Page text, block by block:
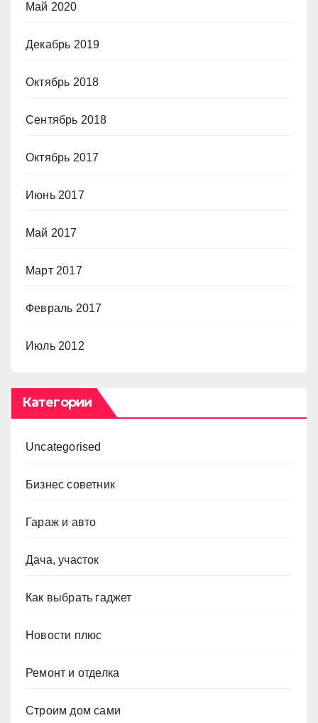
Май 2020
Декабрь 2019
Октябрь 2018
Сентябрь 2018
Октябрь 2017
Июнь 2017
Май 2017
Март 2017
Февраль 2017
Июль 2012
Категории
Uncategorised
Бизнес советник
Гараж и авто
Дача, участок
Как выбрать гаджет
Новости плюс
Ремонт и отделка
Строим дом сами